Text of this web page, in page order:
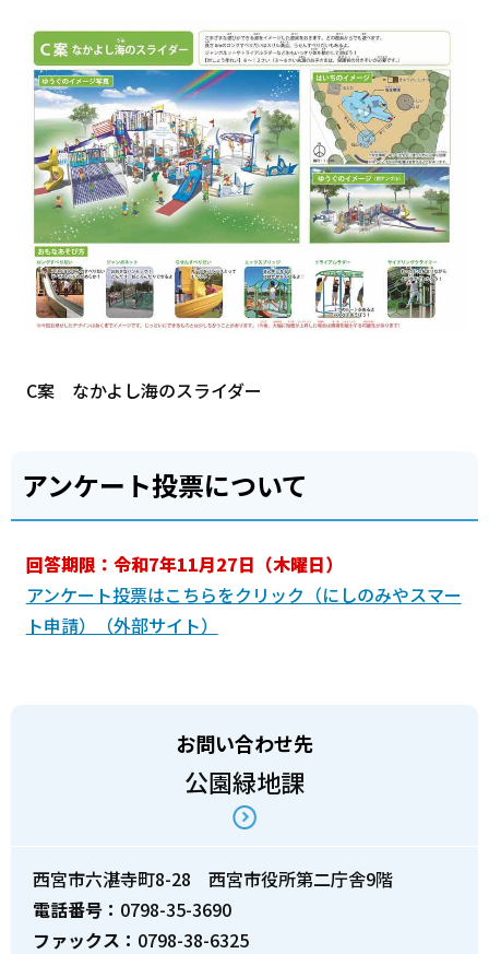
C案 なかよし海のスライダー
アンケート投票について
回答期限：令和7年11月27日（木曜日）
アンケート投票はこちらをクリック（にしのみやスマー
ト申請）（外部サイト）
お問い合わせ先
公園緑地課
西宮市六湛寺町8-28 西宮市役所第二庁舎9階
電話番号： 0798-35-3690
ファックス： 0798-38-6325